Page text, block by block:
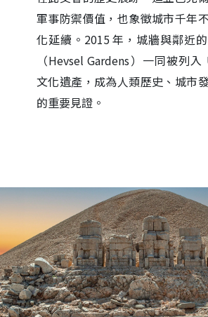
軍事防禦價值，也象徵城市千年
化延續。2015 年，城牆與鄰近
（Hevsel Gardens）一同被列入
文化遺產，成為人類歷史、城市
的重要見證。